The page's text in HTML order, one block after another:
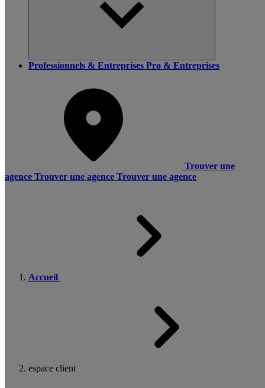
Professionnels & Entreprises Pro & Entreprises
Trouver une
agence Trouver une agence Trouver une agence
Accueil
espace client